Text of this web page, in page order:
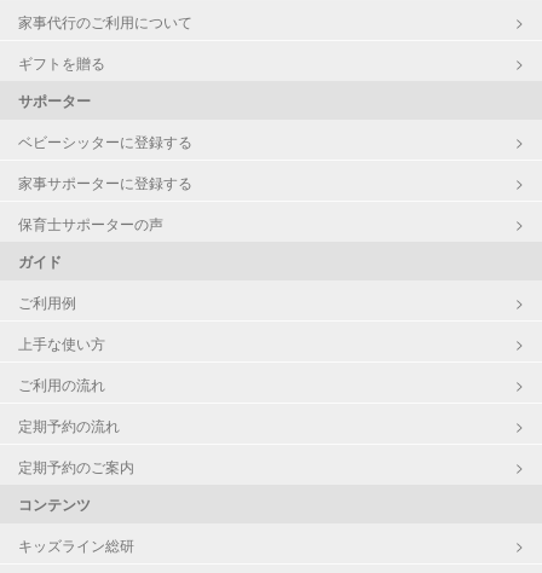
家事代行のご利用について
ギフトを贈る
サポーター
ベビーシッターに登録する
家事サポーターに登録する
保育士サポーターの声
ガイド
ご利用例
上手な使い方
ご利用の流れ
定期予約の流れ
定期予約のご案内
コンテンツ
キッズライン総研